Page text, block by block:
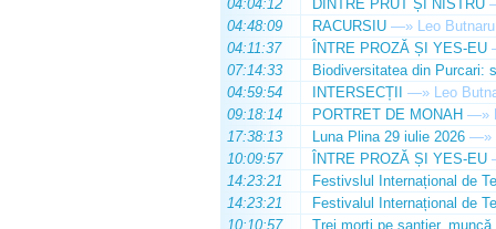
04:04:12
DINTRE PRUT ȘI NISTRU
04:48:09
RACURSIU —» Leo Butnaru
04:11:37
ÎNTRE PROZĂ ȘI YES-EU
07:14:33
Biodiversitatea din Purcari:
04:59:54
INTERSECȚII —» Leo
09:18:14
PORTRET DE MONAH —»
17:38:13
Luna Plina 29 iulie 2026 —»
10:09:57
ÎNTRE PROZĂ ȘI YES-EU
14:23:21
Festivslul Internațional de
14:23:21
Festivalul Internațional de
10:10:57
Trei morți pe șantier, muncă